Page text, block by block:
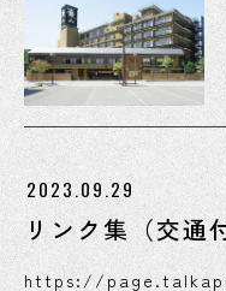
2023.09.29
リンク集（交通
さと納税など）
https://